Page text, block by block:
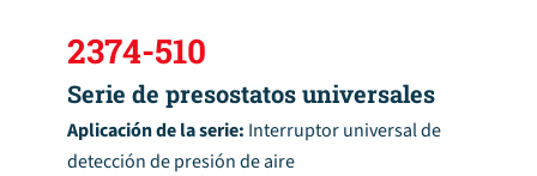
2374-510
Serie de presostatos universales
Aplicación de la serie: Interruptor universal de
detección de presión de aire